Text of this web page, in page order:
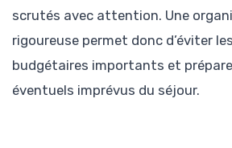
scrutés avec attention. Une
rigoureuse permet donc d’éviter
budgétaires importants et
éventuels imprévus du séjour.